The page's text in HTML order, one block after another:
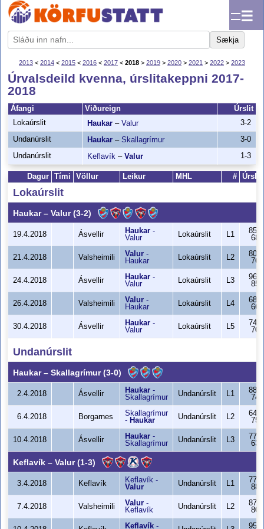
☰
Sækja
2013 < 2014 < 2015 < 2016 < 2017 < 2018 > 2019 > 2020 > 2021 > 2022 > 2023
Úrvalsdeild kvenna, úrslitakeppni 2017-
2018
Áfangi Viðureign
Úrslit
Lokaúrslit
Haukar – Valur
3-2
Undanúrslit
Haukar – Skallagrímur
3-0
Undanúrslit
Keflavík – Valur 1-3
Dagur Tími Völlur Leikur MHL # Úrslit
Lokaúrslit
Haukar– Valur(3-2)
19.4.2018 Ásvellir Haukar -
Valur
Lokaúrslit L1
85-
68
21.4.2018 Valsheimili Valur -
Haukar
Lokaúrslit L2
80-
76
24.4.2018 Ásvellir Haukar -
Valur
Lokaúrslit L3
96-
85
26.4.2018 Valsheimili Valur -
Haukar
Lokaúrslit L4
68-
66
30.4.2018 Ásvellir Haukar -
Valur
Lokaúrslit L5
74-
70
Undanúrslit
Haukar– Skallagrímur(3-0)
2.4.2018 Ásvellir Haukar -
Skallagrímur
Undanúrslit L1
88-
74
6.4.2018 Borgarnes
Skallagrímur
- Haukar Undanúrslit L2
64-
75
10.4.2018 Ásvellir Haukar -
Skallagrímur
Undanúrslit L3
77-
63
Keflavík – Valur(1-3)
3.4.2018 Keflavík Keflavík -
Valur
Undanúrslit L1
77-
88
7.4.2018 Valsheimili Valur -
Keflavík
Undanúrslit L2
87-
80
Keflavík - 95-